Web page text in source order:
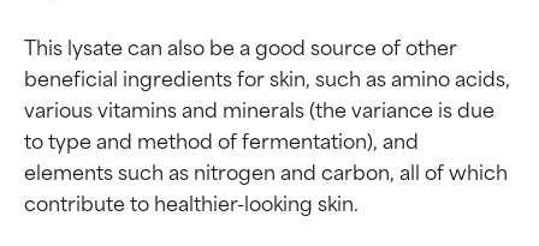
This lysate can also be a good source of other
beneficial ingredients for skin, such as amino acids,
various vitamins and minerals (the variance is due
to type and method of fermentation), and
elements such as nitrogen and carbon, all of which
contribute to healthier-looking skin.